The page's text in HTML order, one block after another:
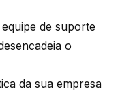
de suporte
o
da sua empresa